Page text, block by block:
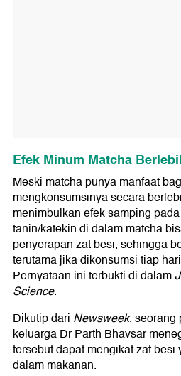
Efek Minum Matcha
Meski matcha punya manfaat
mengkonsumsinya secara
menimbulkan efek samping
tanin/katekin di dalam matcha
penyerapan zat besi, sehingga
terutama jika dikonsumsi tiap
Pernyataan ini terbukti di dalam
Science.
Dikutip dari Newsweek, seorang
keluarga Dr Parth Bhavsar
tersebut dapat mengikat zat besi
dalam makanan.